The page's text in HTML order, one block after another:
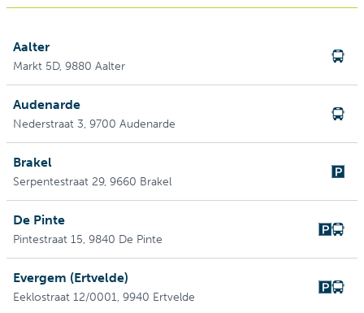
Aalter
Markt 5D, 9880 Aalter
Audenarde
Nederstraat 3, 9700 Audenarde
Brakel
Serpentestraat 29, 9660 Brakel
De Pinte
Pintestraat 15, 9840 De Pinte
Evergem (Ertvelde)
Eeklostraat 12/0001, 9940 Ertvelde